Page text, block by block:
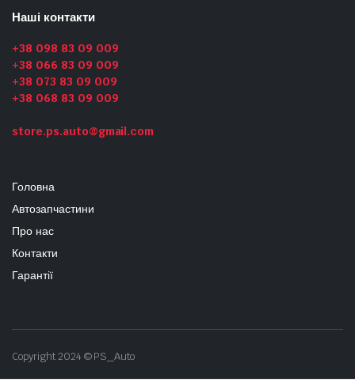
Наші контакти
+38 098 83 09 009
+38 066 83 09 009
+38 073 83 09 009
+38 068 83 09 009
store.ps.auto@gmail.com
Головна
Автозапчастини
Про нас
Контакти
Гарантії
Copyright 2024 © PS_Auto